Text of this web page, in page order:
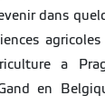
dans
a
en